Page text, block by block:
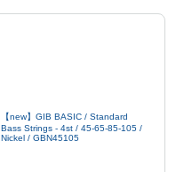
【new】GIB BASIC / Standard
Bass Strings - 4st / 45-65-85-105 /
Nickel / GBN45105